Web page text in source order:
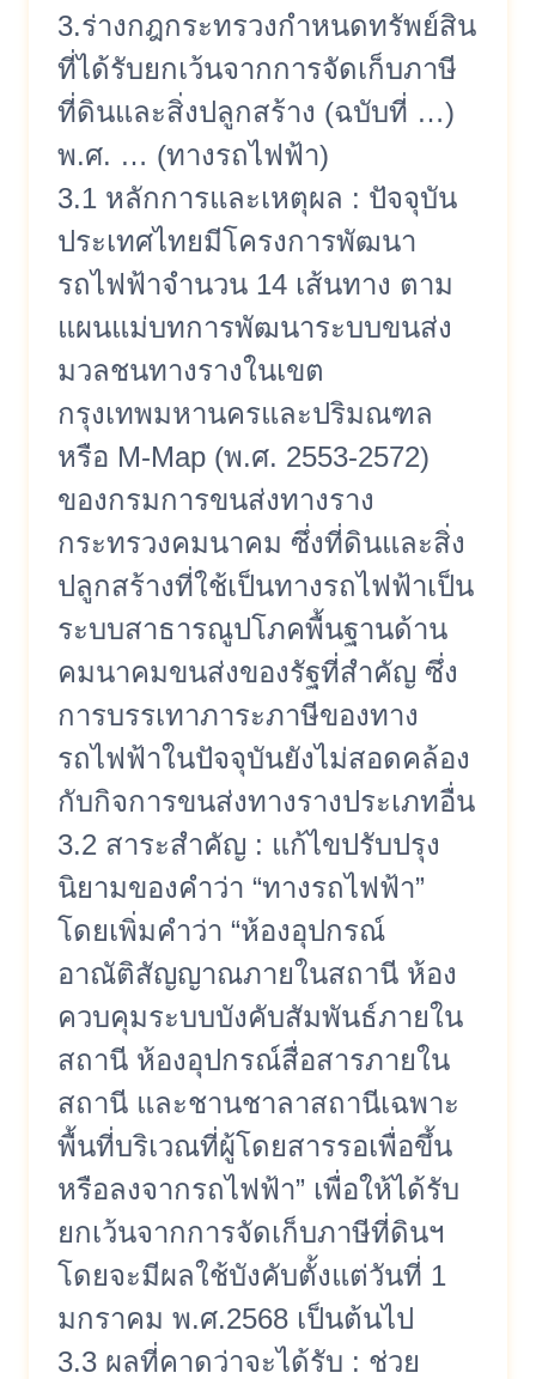
3.ร่างกฎกระทรวงกำหนดทรัพย์สิน
ที่ได้รับยกเว้นจากการจัดเก็บภาษี
ที่ดินและสิ่งปลูกสร้าง (ฉบับที่ …)
พ.ศ. … (ทางรถไฟฟ้า)
3.1 หลักการและเหตุผล : ปัจจุบัน
ประเทศไทยมีโครงการพัฒนา
รถไฟฟ้าจำนวน 14 เส้นทาง ตาม
แผนแม่บทการพัฒนาระบบขนส่ง
มวลชนทางรางในเขต
กรุงเทพมหานครและปริมณฑล
หรือ M-Map (พ.ศ. 2553-2572)
ของกรมการขนส่งทางราง
กระทรวงคมนาคม ซึ่งที่ดินและสิ่ง
ปลูกสร้างที่ใช้เป็นทางรถไฟฟ้าเป็น
ระบบสาธารณูปโภคพื้นฐานด้าน
คมนาคมขนส่งของรัฐที่สำคัญ ซึ่ง
การบรรเทาภาระภาษีของทาง
รถไฟฟ้าในปัจจุบันยังไม่สอดคล้อง
กับกิจการขนส่งทางรางประเภทอื่น
3.2 สาระสำคัญ : แก้ไขปรับปรุง
นิยามของคำว่า “ทางรถไฟฟ้า”
โดยเพิ่มคำว่า “ห้องอุปกรณ์
อาณัติสัญญาณภายในสถานี ห้อง
ควบคุมระบบบังคับสัมพันธ์ภายใน
สถานี ห้องอุปกรณ์สื่อสารภายใน
สถานี และชานชาลาสถานีเฉพาะ
พื้นที่บริเวณที่ผู้โดยสารรอเพื่อขึ้น
หรือลงจากรถไฟฟ้า” เพื่อให้ได้รับ
ยกเว้นจากการจัดเก็บภาษีที่ดินฯ
โดยจะมีผลใช้บังคับตั้งแต่วันที่ 1
มกราคม พ.ศ.2568 เป็นต้นไป
3.3 ผลที่คาดว่าจะได้รับ : ช่วย